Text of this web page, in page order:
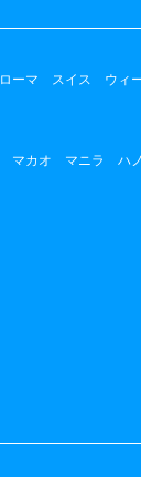
ローマ スイス ウィ
マカオ マニラ ハ